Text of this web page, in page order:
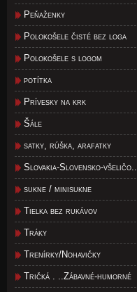
Peňaženky
Polokošele čisté bez loga
Polokošele s logom
potítka
Prívesky na krk
Šále
satky, rúška, arafatky
Slovakia-Slovensko-všeličo..
sukne / minisukne
Tielka bez rukávov
Tráky
Trenírky/Nohavičky
Tričká . ..Zábavné-humorné